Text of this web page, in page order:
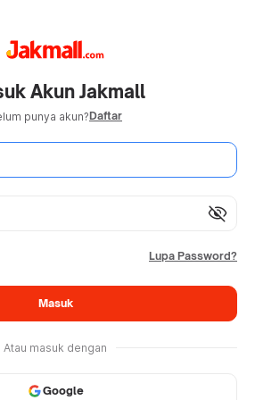
Akun Jakmall
punya akun?Daftar
visibility_off
Lupa Password?
Masuk
Atau masuk dengan
Google